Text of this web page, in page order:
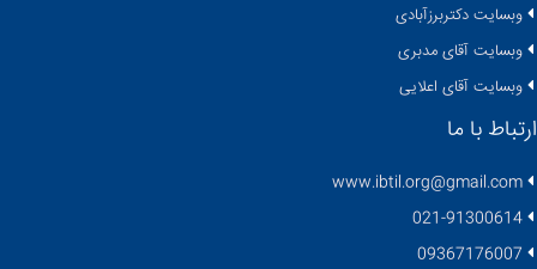
وبسایت دکتربرزآبادی
وبسایت آقای مدبری
وبسایت آقای اعلایی
ارتباط با ما
www.ibtil.org@gmail.com
021-91300614
09367176007